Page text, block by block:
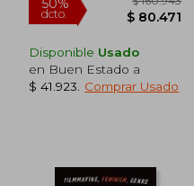
Disponible Usado
en Buen Estado a
$ 41.923
Comprar Usado